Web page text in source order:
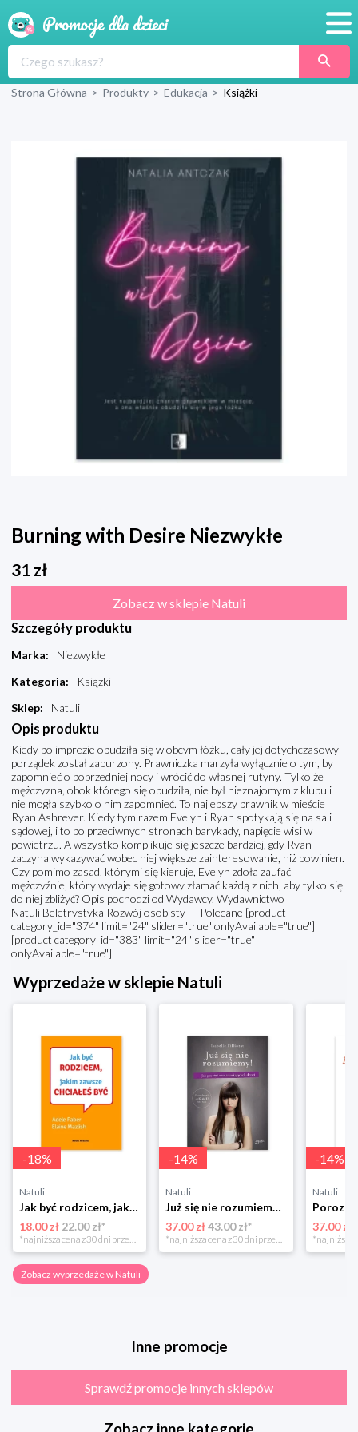
Produkty
Blog
Wyprawka
Strona Główna > Produkty > Edukacja > Książki
Burning with Desire Niezwykłe
31 zł
Zobacz w sklepie Natuli
Szczegóły produktu
Marka:
Niezwykłe
Kategoria:
Książki
Sklep: Natuli
Opis produktu
Kiedy po imprezie obudziła się w obcym łóżku, cały jej dotychczasowy
porządek został zaburzony. Prawniczka marzyła wyłącznie o tym, by
zapomnieć o poprzedniej nocy i wrócić do własnej rutyny. Tylko że
mężczyzna, obok którego się obudziła, nie był nieznajomym z klubu i
nie mogła szybko o nim zapomnieć. To najlepszy prawnik w mieście
Ryan Ashrever. Kiedy tym razem Evelyn i Ryan spotykają się na sali
sądowej, i to po przeciwnych stronach barykady, napięcie wisi w
powietrzu. A wszystko komplikuje się jeszcze bardziej, gdy Ryan
zaczyna wykazywać wobec niej większe zainteresowanie, niż powinien.
Czy pomimo zasad, którymi się kieruje, Evelyn zdoła zaufać
mężczyźnie, który wydaje się gotowy złamać każdą z nich, aby tylko się
do niej zbliżyć? Opis pochodzi od Wydawcy. Wydawnictwo
Natuli Beletrystyka Rozwój osobisty Polecane [product
category_id="374" limit="24" slider="true" onlyAvailable="true"]
[product category_id="383" limit="24" slider="true"
onlyAvailable="true"]
Wyprzedaże w sklepie Natuli
-18%
Natuli
Jak być rodzicem, jakim zawsze chciałeś być Media rodzina
18.00 zł22.00 zł*
*najniższa cena z 30 dni przed obniżką
-14%
Natuli
Już się nie rozumiemy! Jak przeżyć czas trzaskających drzwi Esprit
37.00 zł 43.00 zł*
*najniższa cena z 30 dni przed obniżką
-14%
Natuli
37.00 zł
Zobacz wyprzedaże w Natuli
Inne promocje
Sprawdź promocje innych sklepów
Zobacz inne kategorie